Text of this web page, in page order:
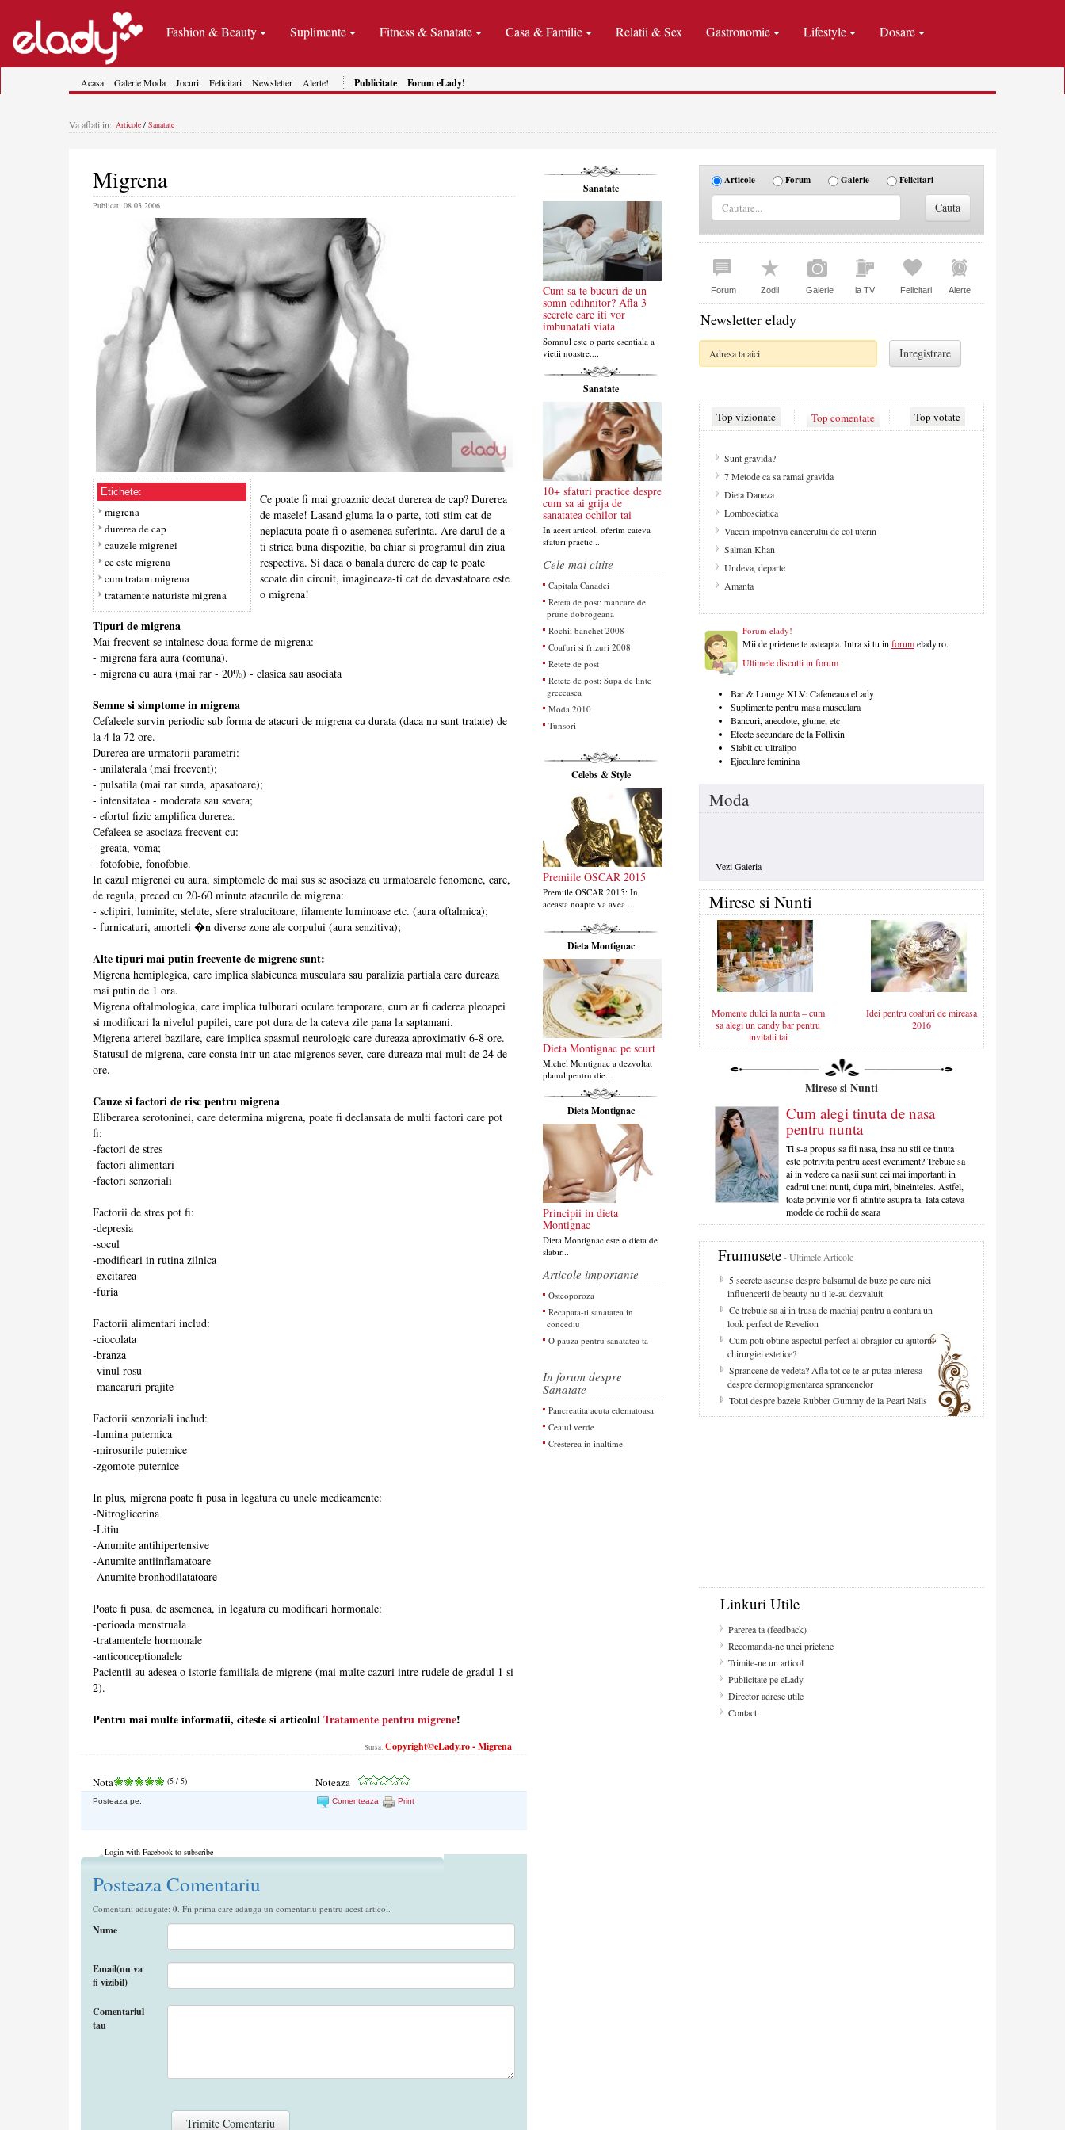
Fashion & Beauty Suplimente Fitness & Sanatate Casa & Familie Relatii & Sex Gastronomie Lifestyle Dosare
Acasa Galerie Moda Jocuri Felicitari Newsletter Alerte! Publicitate Forum eLady!
Va aflati in: Articole / Sanatate
Migrena
Publicat: 08.03.2006
Etichete:
migrena
durerea de cap
cauzele migrenei
ce este migrena
cum tratam migrena
tratamente naturiste migrena
Ce poate fi mai groaznic decat durerea de cap? Durerea
de masele! Lasand gluma la o parte, toti stim cat de
neplacuta poate fi o asemenea suferinta. Are darul de a-
ti strica buna dispozitie, ba chiar si programul din ziua
respectiva. Si daca o banala durere de cap te poate
scoate din circuit, imagineaza-ti cat de devastatoare este
o migrena!
Tipuri de migrena
Mai frecvent se intalnesc doua forme de migrena:
- migrena fara aura (comuna).
- migrena cu aura (mai rar - 20%) - clasica sau asociata
Semne si simptome in migrena
Cefaleele survin periodic sub forma de atacuri de migrena cu durata (daca nu sunt tratate) de
la 4 la 72 ore.
Durerea are urmatorii parametri:
- unilaterala (mai frecvent);
- pulsatila (mai rar surda, apasatoare);
- intensitatea - moderata sau severa;
- efortul fizic amplifica durerea.
Cefaleea se asociaza frecvent cu:
- greata, voma;
- fotofobie, fonofobie.
In cazul migrenei cu aura, simptomele de mai sus se asociaza cu urmatoarele fenomene, care,
de regula, preced cu 20-60 minute atacurile de migrena:
- sclipiri, luminite, stelute, sfere stralucitoare, filamente luminoase etc. (aura oftalmica);
- furnicaturi, amorteli �n diverse zone ale corpului (aura senzitiva);
Alte tipuri mai putin frecvente de migrene sunt:
Migrena hemiplegica, care implica slabicunea musculara sau paralizia partiala care dureaza
mai putin de 1 ora.
Migrena oftalmologica, care implica tulburari oculare temporare, cum ar fi caderea pleoapei
si modificari la nivelul pupilei, care pot dura de la cateva zile pana la saptamani.
Migrena arterei bazilare, care implica spasmul neurologic care dureaza aproximativ 6-8 ore.
Statusul de migrena, care consta intr-un atac migrenos sever, care dureaza mai mult de 24 de
ore.
Cauze si factori de risc pentru migrena
Eliberarea serotoninei, care determina migrena, poate fi declansata de multi factori care pot
fi:
-factori de stres
-factori alimentari
-factori senzoriali
Factorii de stres pot fi:
-depresia
-socul
-modificari in rutina zilnica
-excitarea
-furia
Factorii alimentari includ:
-ciocolata
-branza
-vinul rosu
-mancaruri prajite
Factorii senzoriali includ:
-lumina puternica
-mirosurile puternice
-zgomote puternice
In plus, migrena poate fi pusa in legatura cu unele medicamente:
-Nitroglicerina
-Litiu
-Anumite antihipertensive
-Anumite antiinflamatoare
-Anumite bronhodilatatoare
Poate fi pusa, de asemenea, in legatura cu modificari hormonale:
-perioada menstruala
-tratamentele hormonale
-anticonceptionalele
Pacientii au adesea o istorie familiala de migrene (mai multe cazuri intre rudele de gradul 1 si
2).
Pentru mai multe informatii, citeste si articolulTratamente pentru migrene!
Sursa: Copyright©eLady.ro - Migrena
Nota (5 / 5) Noteaza
Posteaza pe: Comenteaza Print
Login with Facebook to subscribe
Posteaza Comentariu
Comentarii adaugate: 0 . Fii prima care adauga un comentariu pentru acest articol.
Nume
Email(nu va
fi vizibil)
Comentariul
tau
Sanatate
Cum sa te bucuri de un
somn odihnitor? Afla 3
secrete care iti vor
imbunatati viata
Somnul este o parte esentiala a
vietii noastre....
Sanatate
10+ sfaturi practice despre
cum sa ai grija de
sanatatea ochilor tai
In acest articol, oferim cateva
sfaturi practic...
Cele mai citite
Capitala Canadei
Reteta de post: mancare de
prune dobrogeana
Rochii banchet 2008
Coafuri si frizuri 2008
Retete de post
Retete de post: Supa de linte
greceasca
Moda 2010
Tunsori
Celebs & Style
Premiile OSCAR 2015
Premiile OSCAR 2015: In
aceasta noapte va avea ...
Dieta Montignac
Dieta Montignac pe scurt
Michel Montignac a dezvoltat
planul pentru die...
Dieta Montignac
Principii in dieta
Montignac
Dieta Montignac este o dieta de
slabir...
Articole importante
Osteoporoza
Recapata-ti sanatatea in
concediu
O pauza pentru sanatatea ta
In forum despre
Sanatate
Pancreatita acuta edematoasa
Ceaiul verde
Cresterea in inaltime
Articole Forum Galerie Felicitari
Forum Zodii Galerie la TV Felicitari Alerte
Newsletter elady
Top vizionate Top comentate Top votate
De ce apare celulita?
Cum sa ai un par fara varfuri despicate
Strategii contra celulitei
Aspecte de retinut pentru camera copilului
Despre sex
Solarul - pretul gambelor aurii
Migrena
Masa de Craciun
Forum elady!
Mii de prietene te asteapta. Intra si tu inforumelady.ro.
Ultimele discutii in forum
Bar & Lounge XLV: Cafeneaua eLady
Suplimente pentru masa musculara
Bancuri, anecdote, glume, etc
Efecte secundare de la Follixin
Slabit cu ultralipo
Ejaculare feminina
Moda
Vezi Galeria
Mirese si Nunti
Momente dulci la nunta – cum
sa alegi un candy bar pentru
invitatii tai
Idei pentru coafuri de mireasa
2016
Mirese si Nunti
Cum alegi tinuta de nasa
pentru nunta
Ti s-a propus sa fii nasa, insa nu stii ce tinuta
este potrivita pentru acest eveniment? Trebuie sa
ai in vedere ca nasii sunt cei mai importanti in
cadrul unei nunti, dupa miri, bineinteles. Astfel,
toate privirile vor fi atintite asupra ta. Iata cateva
modele de rochii de seara
Frumusete- Ultimele Articole
5 secrete ascunse despre balsamul de buze pe care nici
influencerii de beauty nu ti le-au dezvaluit
Ce trebuie sa ai in trusa de machiaj pentru a contura un
look perfect de Revelion
Cum poti obtine aspectul perfect al obrajilor cu ajutorul
chirurgiei estetice?
Sprancene de vedeta? Afla tot ce te-ar putea interesa
despre dermopigmentarea sprancenelor
Totul despre bazele Rubber Gummy de la Pearl Nails
Linkuri Utile
Parerea ta (feedback)
Recomanda-ne unei prietene
Trimite-ne un articol
Publicitate pe eLady
Director adrese utile
Contact